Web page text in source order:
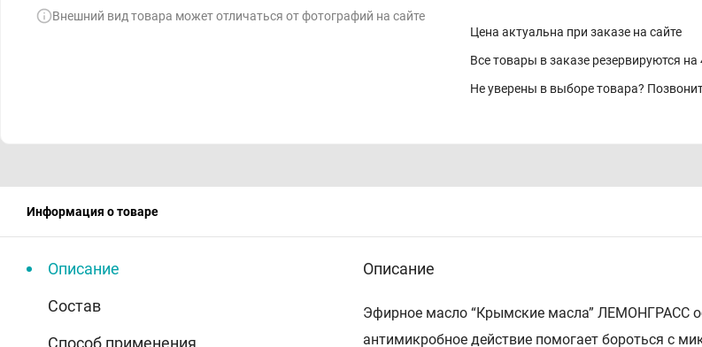
Внешний вид товара может отличаться от фотографий на сайте
Цена актуальна при заказе на сайте
Все товары в заказе резервируются на
Не уверены в выборе товара?
Информация о товаре
Описание
Состав
Способ применения
Описание
Эфирное масло “Крымские масла” ЛЕМОНГРАСС
антимикробное действие помогает бороться с